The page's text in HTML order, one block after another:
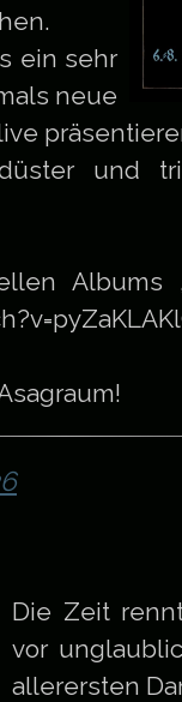
ein sehr
neue
und
Albums
Die Zeit
vor
allerersten